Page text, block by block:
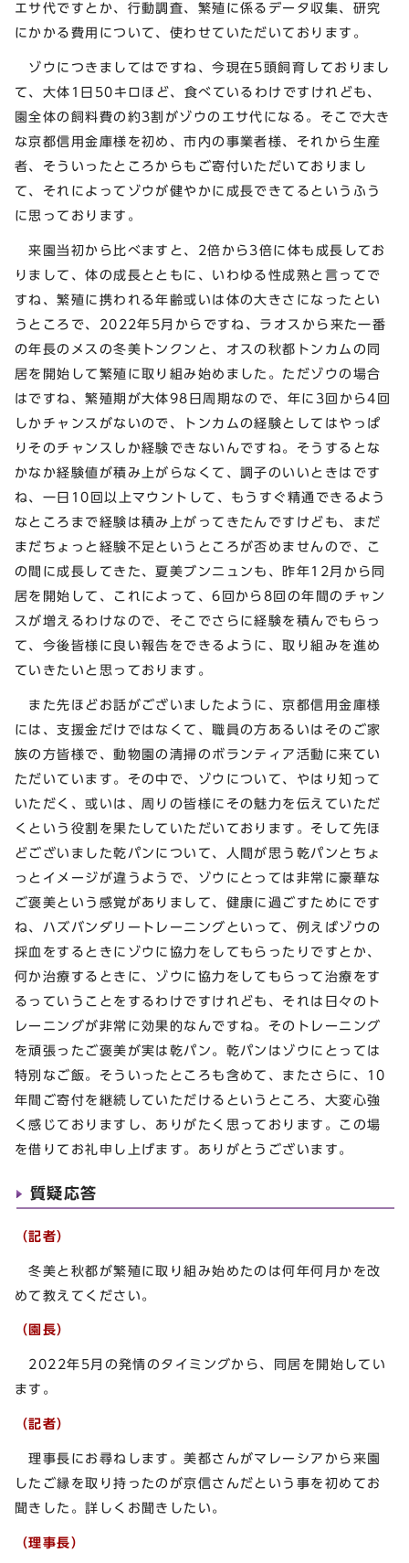
エサ代ですとか、行動調査、繁殖に係るデータ収集、研究
にかかる費用について、使わせていただいております。
ゾウにつきましてはですね、今現在5頭飼育しておりまし
て、大体1日50キロほど、食べているわけですけれども、
園全体の飼料費の約3割がゾウのエサ代になる。そこで大き
な京都信用金庫様を初め、市内の事業者様、それから生産
者、そういったところからもご寄付いただいておりまし
て、それによってゾウが健やかに成長できてるというふう
に思っております。
来園当初から比べますと、2倍から3倍に体も成長してお
りまして、体の成長とともに、いわゆる性成熟と言ってで
すね、繁殖に携われる年齢或いは体の大きさになったとい
うところで、2022年5月からですね、ラオスから来た一番
の年長のメスの冬美トンクンと、オスの秋都トンカムの同
居を開始して繁殖に取り組み始めました。ただゾウの場合
はですね、繁殖期が大体98日周期なので、年に3回から4回
しかチャンスがないので、トンカムの経験としてはやっぱ
りそのチャンスしか経験できないんですね。そうするとな
かなか経験値が積み上がらなくて、調子のいいときはです
ね、一日10回以上マウントして、もうすぐ精通できるよう
なところまで経験は積み上がってきたんですけども、まだ
まだちょっと経験不足というところが否めませんので、こ
の間に成長してきた、夏美ブンニュンも、昨年12月から同
居を開始して、これによって、6回から8回の年間のチャン
スが増えるわけなので、そこでさらに経験を積んでもらっ
て、今後皆様に良い報告をできるように、取り組みを進め
ていきたいと思っております。
また先ほどお話がございましたように、京都信用金庫様
には、支援金だけではなくて、職員の方あるいはそのご家
族の方皆様で、動物園の清掃のボランティア活動に来てい
ただいています。その中で、ゾウについて、やはり知って
いただく、或いは、周りの皆様にその魅力を伝えていただ
くという役割を果たしていただいております。そして先ほ
どございました乾パンについて、人間が思う乾パンとちょ
っとイメージが違うようで、ゾウにとっては非常に豪華な
ご褒美という感覚がありまして、健康に過ごすためにです
ね、ハズバンダリートレーニングといって、例えばゾウの
採血をするときにゾウに協力をしてもらったりですとか、
何か治療するときに、ゾウに協力をしてもらって治療をす
るっていうことをするわけですけれども、それは日々のト
レーニングが非常に効果的なんですね。そのトレーニング
を頑張ったご褒美が実は乾パン。乾パンはゾウにとっては
特別なご飯。そういったところも含めて、またさらに、10
年間ご寄付を継続していただけるというところ、大変心強
く感じておりますし、ありがたく思っております。この場
を借りてお礼申し上げます。ありがとうございます。
質疑応答
（記者）
冬美と秋都が繁殖に取り組み始めたのは何年何月かを改
めて教えてください。
（園長）
2022年5月の発情のタイミングから、同居を開始してい
ます。
（記者）
理事長にお尋ねします。美都さんがマレーシアから来園
したご縁を取り持ったのが京信さんだという事を初めてお
聞きした。詳しくお聞きしたい。
（理事長）